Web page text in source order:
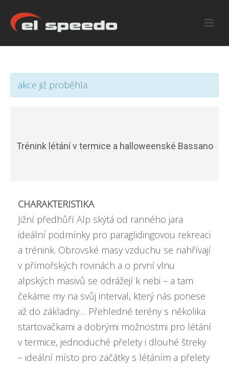
akce již proběhla.
Trénink létání v termice a halloweenské Bassano
CHARAKTERISTIKA
Jižní předhůří Alp skýtá od ranného jara
ideální podmínky pro paraglidingovou rekreaci
a trénink. Obrovské masy vzduchu se nahřívají
v přímořských rovinách a o první vlnu
alpských masivů se odrážejí k nebi – a tam
čekáme my na svůj interval, který nás ponese
až do základny… Přehledné terény s několika
startovačkami a dobrými možnostmi pro létání
v termice, jednoduché přelety i dlouhé štreky
– ideální místo pro začátky s létáním a přelety